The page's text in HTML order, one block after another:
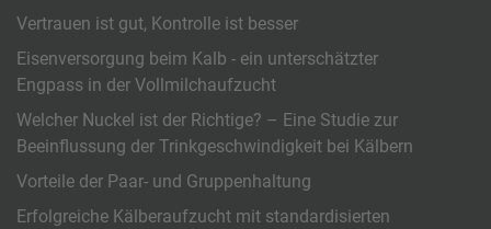
Vertrauen ist gut, Kontrolle ist besser
Eisenversorgung beim Kalb - ein unterschätzter
Engpass in der Vollmilchaufzucht
Welcher Nuckel ist der Richtige? – Eine Studie zur
Beeinflussung der Trinkgeschwindigkeit bei Kälbern
Vorteile der Paar- und Gruppenhaltung
Erfolgreiche Kälberaufzucht mit standardisierten